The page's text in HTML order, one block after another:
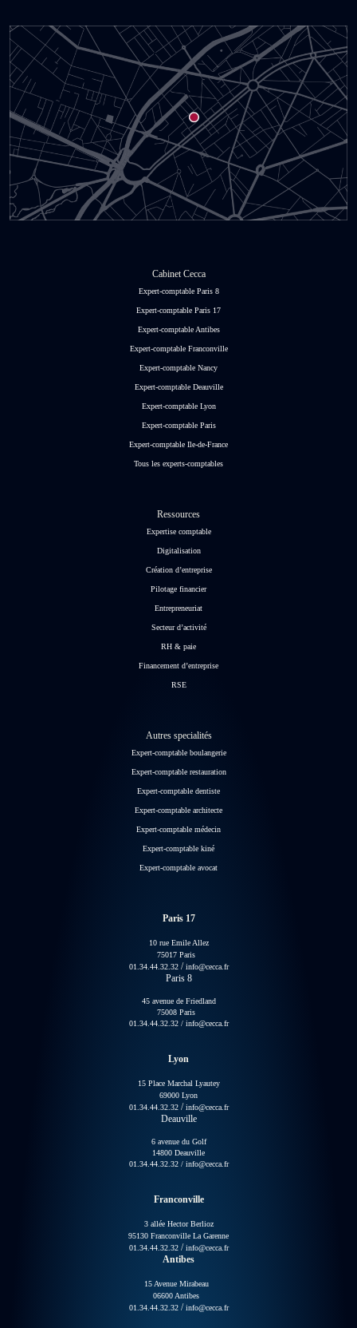
Cabinet Cecca
Expert-comptable Paris 8
Expert-comptable Paris 17
Expert-comptable Antibes
Expert-comptable Franconville
Expert-comptable Nancy
Expert-comptable Deauville
Expert-comptable Lyon
Expert-comptable Paris
Expert-comptable Ile-de-France
Tous les experts-comptables
Ressources
Expertise comptable
Digitalisation
Création d’entreprise
Pilotage financier
Entrepreneuriat
Secteur d’activité
RH & paie
Financement d’entreprise
RSE
Autres specialités
Expert-comptable boulangerie
Expert-comptable restauration
Expert-comptable dentiste
Expert-comptable architecte
Expert-comptable médecin
Expert-comptable kiné
Expert-comptable avocat
Paris 17
10 rue Emile Allez
75017 Paris
01.34.44.32.32/info@cecca.fr
Paris 8
45 avenue de Friedland
75008 Paris
01.34.44.32.32/ info@cecca.fr
Lyon
15 Place Marchal Lyautey
69000 Lyon
01.34.44.32.32/info@cecca.fr
Deauville
6 avenue du Golf
14800 Deauville
01.34.44.32.32/ info@cecca.fr
Franconville
3 allée Hector Berlioz
95130 Franconville La Garenne
01.34.44.32.32/info@cecca.fr
Antibes
15 Avenue Mirabeau
06600 Antibes
01.34.44.32.32/info@cecca.fr